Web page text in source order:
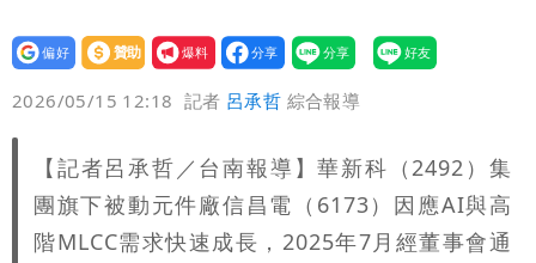
設為
贊助
我要
爆料
2026/05/15 12:18 記者 呂承哲 綜合報導
【記者呂承哲／台南報導】華新科（2492）集
團旗下被動元件廠信昌電（6173）因應AI與高
階MLCC需求快速成長，2025年7月經董事會通